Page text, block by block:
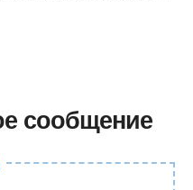
сообщение